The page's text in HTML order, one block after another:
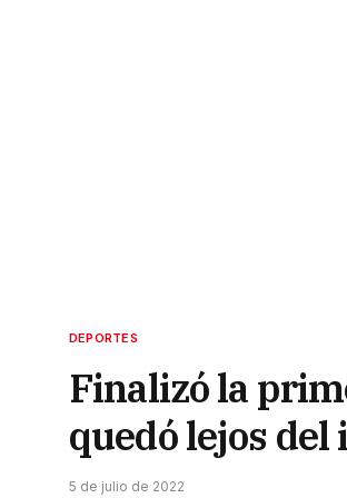
DEPORTES
Finalizó la
quedó lejos del
5 de julio de 2022